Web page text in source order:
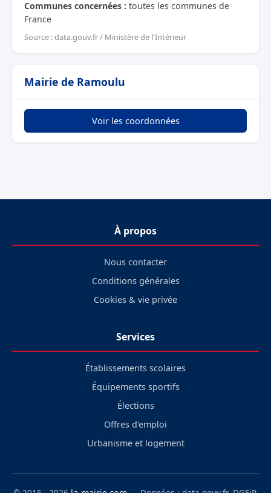
Communes concernées : toutes les communes de
France
Source : data.gouv.fr / Ministère de l'Intérieur
Mairie de Ramoulu
Voir les coordonnées
À propos
Nous contacter
Conditions générales
Cookies & vie privée
Services
Établissements scolaires
Équipements sportifs
Élections
Offres d'emploi
Urbanisme et logement